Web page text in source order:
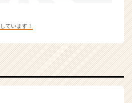
ています！